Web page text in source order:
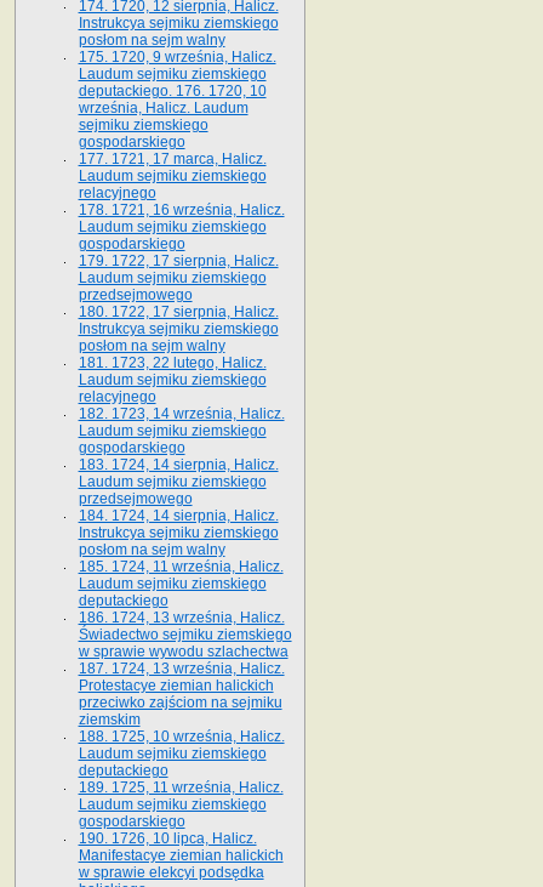
174. 1720, 12 sierpnia, Halicz.
Instrukcya sejmiku ziemskiego
posłom na sejm walny
175. 1720, 9 września, Halicz.
Laudum sejmiku ziemskiego
deputackiego. 176. 1720, 10
września, Halicz. Laudum
sejmiku ziemskiego
gospodarskiego
177. 1721, 17 marca, Halicz.
Laudum sejmiku ziemskiego
relacyjnego
178. 1721, 16 września, Halicz.
Laudum sejmiku ziemskiego
gospodarskiego
179. 1722, 17 sierpnia, Halicz.
Laudum sejmiku ziemskiego
przedsejmowego
180. 1722, 17 sierpnia, Halicz.
Instrukcya sejmiku ziemskiego
posłom na sejm walny
181. 1723, 22 lutego, Halicz.
Laudum sejmiku ziemskiego
relacyjnego
182. 1723, 14 września, Halicz.
Laudum sejmiku ziemskiego
gospodarskiego
183. 1724, 14 sierpnia, Halicz.
Laudum sejmiku ziemskiego
przedsejmowego
184. 1724, 14 sierpnia, Halicz.
Instrukcya sejmiku ziemskiego
posłom na sejm walny
185. 1724, 11 września, Halicz.
Laudum sejmiku ziemskiego
deputackiego
186. 1724, 13 września, Halicz.
Świadectwo sejmiku ziemskiego
w sprawie wywodu szlachectwa
187. 1724, 13 września, Halicz.
Protestacye ziemian halickich
przeciwko zajściom na sejmiku
ziemskim
188. 1725, 10 września, Halicz.
Laudum sejmiku ziemskiego
deputackiego
189. 1725, 11 września, Halicz.
Laudum sejmiku ziemskiego
gospodarskiego
190. 1726, 10 lipca, Halicz.
Manifestacye ziemian halickich
w sprawie elekcyi podsędka